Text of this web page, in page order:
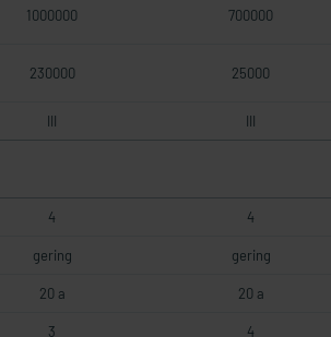
1000000 700000
230000 25000
III III
4 4
gering gering
20 a 20 a
3 4